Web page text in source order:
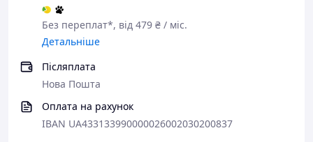
Без переплат*, від 479 ₴ / міс.
Детальніше
Післяплата
Нова Пошта
Оплата на рахунок
IBAN UA433133990000026002030200837